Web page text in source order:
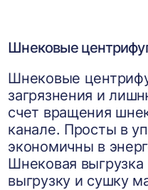
Шнековые
Шнековые
загрязнения и
счет вращения
канале. Просты в
экономичны в
Шнековая выгрузка
выгрузку и сушку